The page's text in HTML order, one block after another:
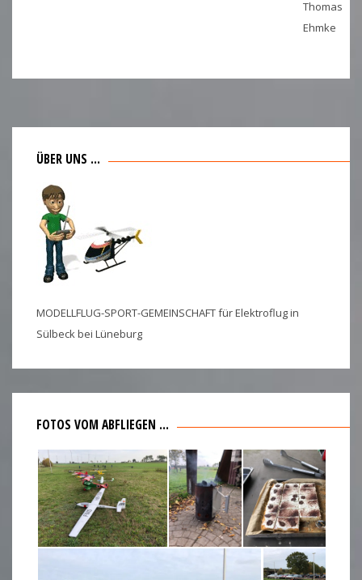
Thomas
Ehmke
ÜBER UNS ...
MODELLFLUG-SPORT-GEMEINSCHAFT für Elektroflug in
Sülbeck bei Lüneburg
FOTOS VOM ABFLIEGEN …